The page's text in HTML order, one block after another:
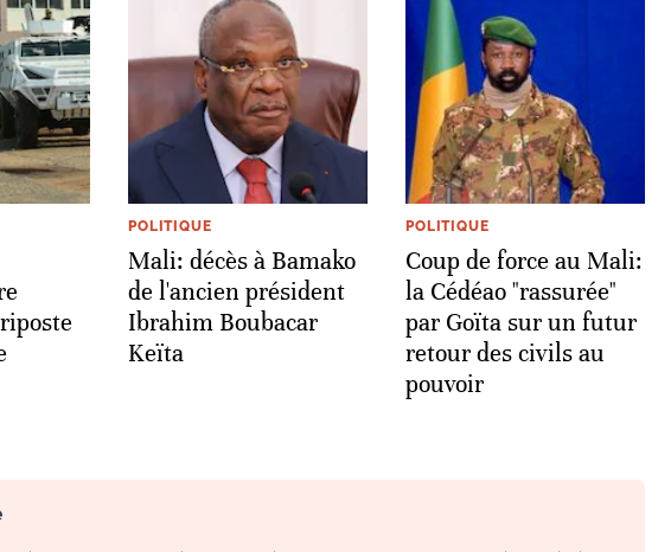
POLITIQUE
Mali: décès à Bamako
de l'ancien président
Ibrahim Boubacar
Keïta
POLITIQUE
Coup de force au Mali:
la Cédéao "rassurée"
par Goïta sur un futur
retour des civils au
pouvoir